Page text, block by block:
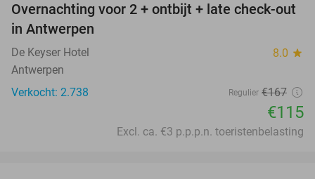
31%
Overnachting voor 2 + ontbijt + late check-out
in Antwerpen
De Keyser Hotel 8.0 star
Antwerpen
Verkocht: 2.738
Regulier €167
€115
Excl. ca. €3 p.p.p.n. toeristenbelasting